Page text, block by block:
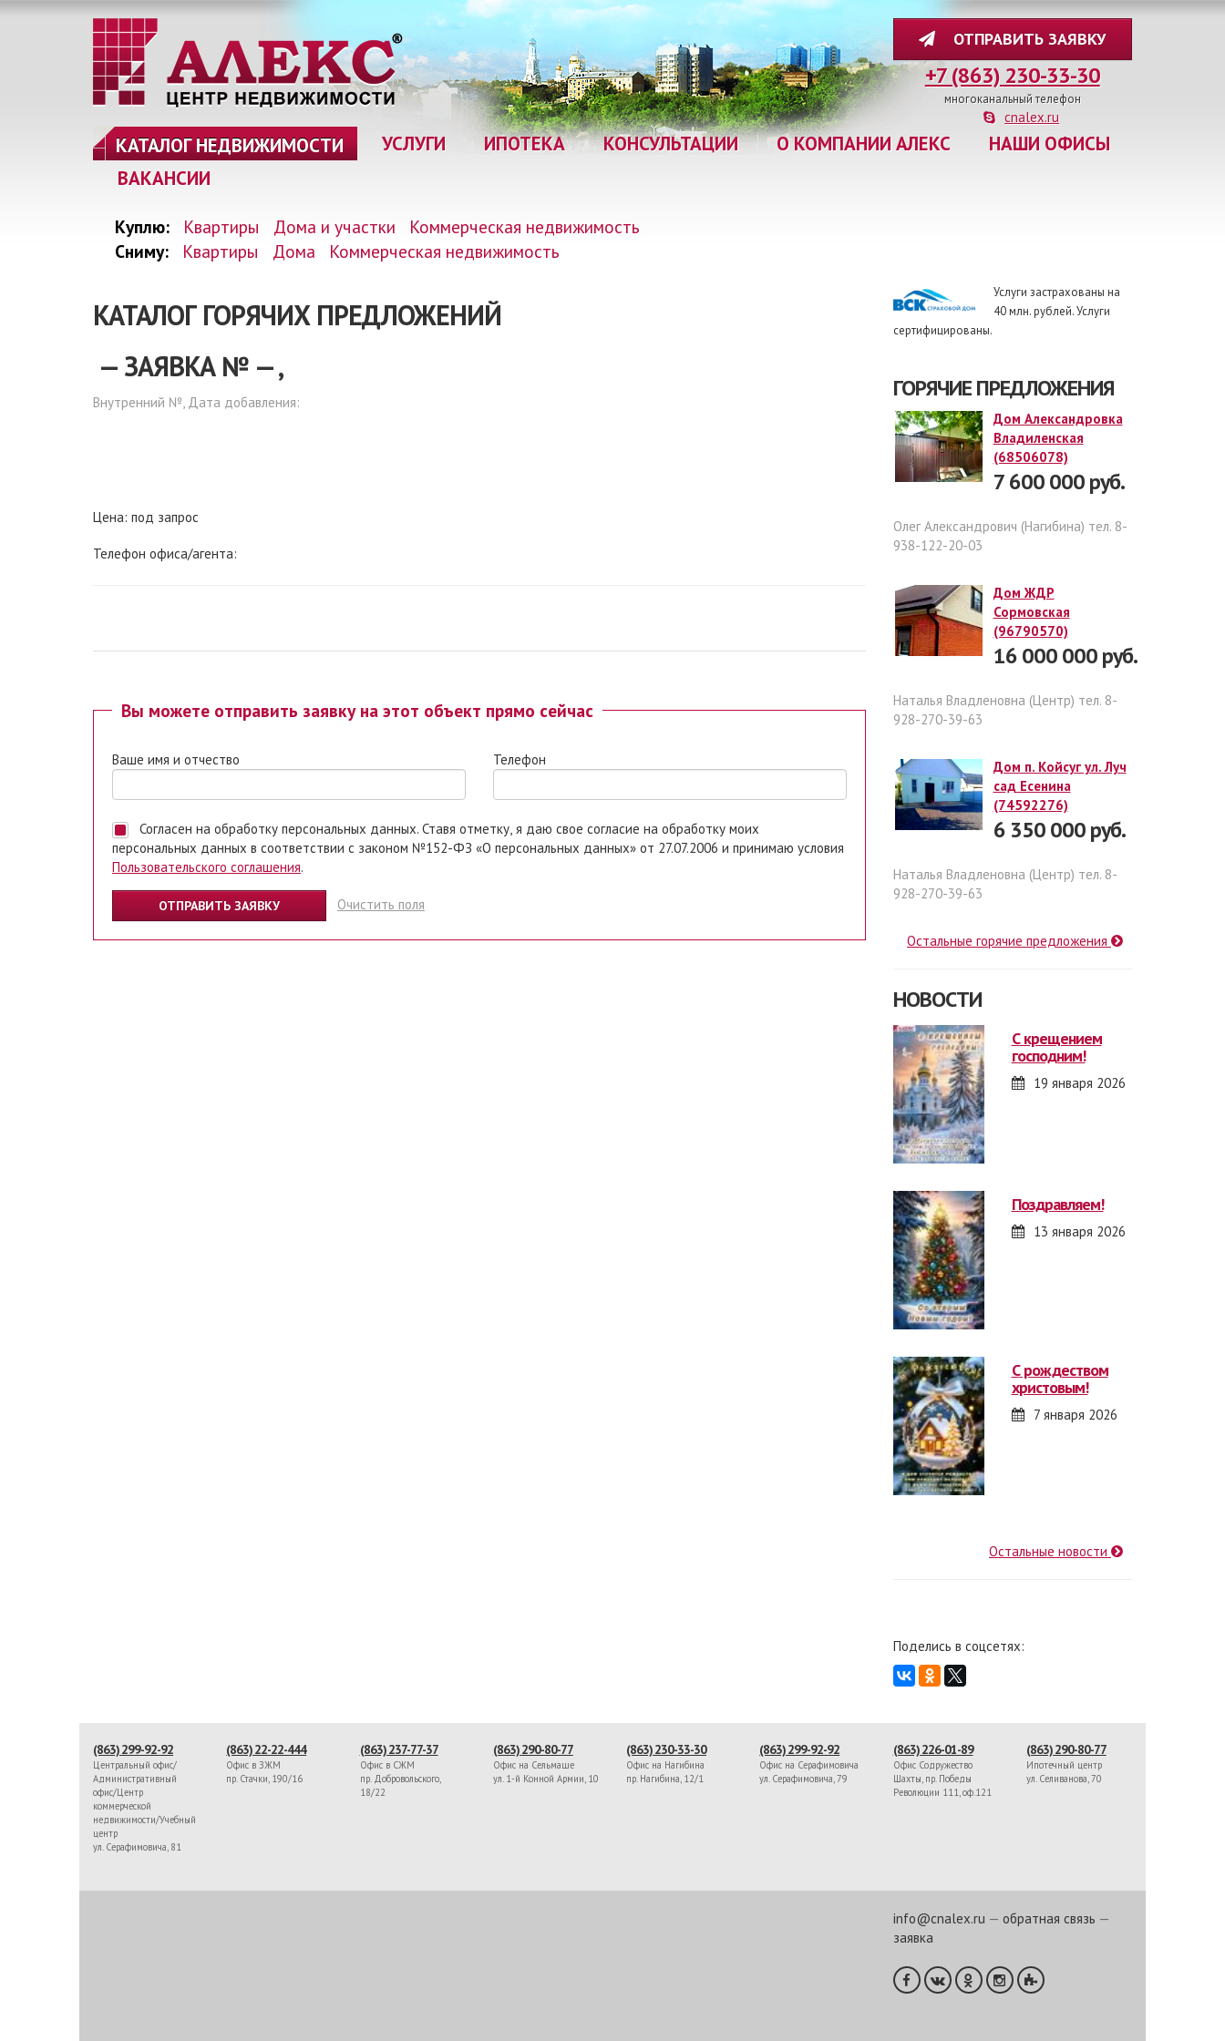
ОТПРАВИТЬ ЗАЯВКУ
+7 (863) 230-33-30
многоканальный телефон
cnalex.ru
КАТАЛОГ НЕДВИЖИМОСТИ УСЛУГИ ИПОТЕКА КОНСУЛЬТАЦИИ О КОМПАНИИ АЛЕКС
НАШИ ОФИСЫ
ВАКАНСИИ
Куплю: Квартиры Дома и участки
Коммерческая недвижимость
Сниму:
Квартиры Дома Коммерческая недвижимость
КАТАЛОГ ГОРЯЧИХ ПРЕДЛОЖЕНИЙ
— ЗАЯВКА № —,
Внутренний №, Дата добавления:
Цена: под запрос
Телефон офиса/агента:
Вы можете отправить заявку на этот объект прямо сейчас
Ваше имя и отчество Телефон
Согласен на обработку персональных данных. Ставя отметку, я даю свое согласие на обработку моих
персональных данных в соответствии с законом №152-ФЗ «О персональных данных» от 27.07.2006 и принимаю условия
Пользовательского соглашения.
Очистить поля
Услуги застрахованы на
40 млн. рублей. Услуги
сертифицированы.
ГОРЯЧИЕ ПРЕДЛОЖЕНИЯ
Дом Александровка
Владиленская
(68506078)
7 600 000 руб.
Олег Александрович (Нагибина) тел. 8-
938-122-20-03
Дом ЖДР
Сормовская
(96790570)
16 000 000 руб.
Наталья Владленовна (Центр) тел. 8-
928-270-39-63
Дом п. Койсуг ул. Луч
сад Есенина
(74592276)
6 350 000 руб.
Наталья Владленовна (Центр) тел. 8-
928-270-39-63
Остальные горячие предложения
НОВОСТИ
с крещением
господним!
19 января 2026
поздравляем!
13 января 2026
с рождеством
христовым!
7 января 2026
Остальные новости
Поделись в соцсетях:
(863) 299-92-92
Центральный офис/
Административный
офис/Центр
коммерческой
недвижимости/Учебный
центр
ул. Серафимовича, 81
(863) 22-22-444
Офис в ЗЖМ
пр. Стачки, 190/16
(863) 237-77-37
Офис в СЖМ
пр. Добровольского,
18/22
(863) 290-80-77
Офис на Сельмаше
ул. 1-й Конной Армии, 10
(863) 230-33-30
Офис на Нагибина
пр. Нагибина, 12/1
(863) 299-92-92
Офис на Серафимовича
ул. Серафимовича, 79
(863) 226-01-89
Офис Содружество
Шахты, пр. Победы
Революции 111, оф.121
(863) 290-80-77
Ипотечный центр
ул. Селиванова, 70
info@cnalex.ru — обратная связь —
заявка